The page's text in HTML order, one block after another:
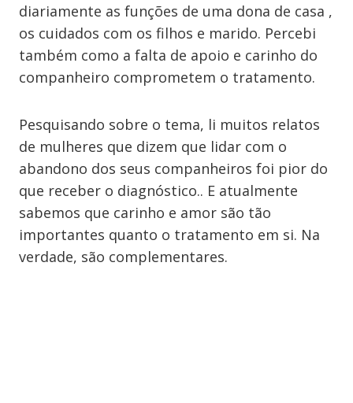
diariamente as funções de uma dona de casa ,
os cuidados com os filhos e marido. Percebi
também como a falta de apoio e carinho do
companheiro comprometem o tratamento.
Pesquisando sobre o tema, li muitos relatos
de mulheres que dizem que lidar com o
abandono dos seus companheiros foi pior do
que receber o diagnóstico.. E atualmente
sabemos que carinho e amor são tão
importantes quanto o tratamento em si. Na
verdade, são complementares.